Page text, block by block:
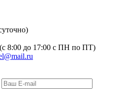
8:00 до 17:00 с ПН по ПТ)